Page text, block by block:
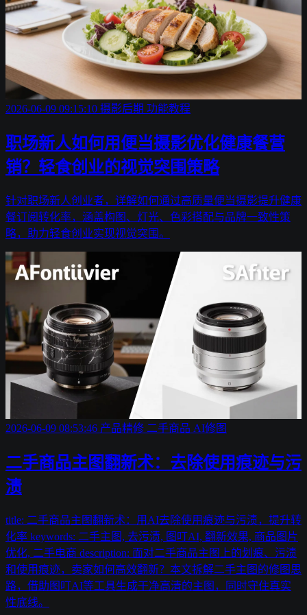
2026-06-09 09:15:10 摄影后期 功能教程
职场新人如何用便当摄影优化健康餐营
销？轻食创业的视觉突围策略
针对职场新人创业者，详解如何通过高质量便当摄影提升健康
餐订阅转化率，涵盖构图、灯光、色彩搭配与品牌一致性策
略，助力轻食创业实现视觉突围。
2026-06-09 08:53:46 产品精修 二手商品 AI修图
二手商品主图翻新术：去除使用痕迹与污
渍
title: 二手商品主图翻新术：用AI去除使用痕迹与污渍，提升转
化率 keywords: 二手主图, 去污渍, 图叮AI, 翻新效果, 商品图片
优化, 二手电商 description: 面对二手商品主图上的划痕、污渍
和使用痕迹，卖家如何高效翻新？本文拆解二手主图的修图思
路，借助图叮AI等工具生成干净高清的主图，同时守住真实
性底线。